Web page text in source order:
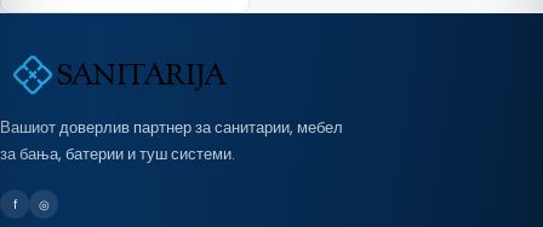
Вашиот доверлив партнер за санитарии, мебел
за бања, батерии и туш системи.
f ◎